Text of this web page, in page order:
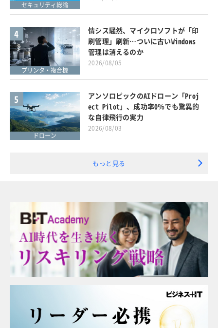
セキュリティ総論
4
プリンタ・複合機
情シス騒然、マイクロソフトが「印
刷管理」刷新…ついに古いWindows
管理は消えるのか
2026/08/05
5
ドローン
アンソロピックのAIドローン「Proj
ect Pilot」、成功率0％でも驚異的
な自律飛行の実力
2026/08/03
もっと見る